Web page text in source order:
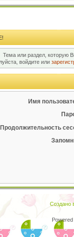
Тема или раздел, которую
войдите или
Имя
Продолжительность
Создано